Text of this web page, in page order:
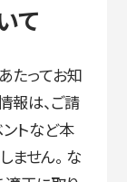
て
たってお知
報は、ご請
トなど本
ません。 な